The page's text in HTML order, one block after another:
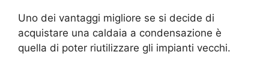
Uno dei vantaggi migliore se si decide di
acquistare una caldaia a condensazione è
quella di poter riutilizzare gli impianti vecchi.